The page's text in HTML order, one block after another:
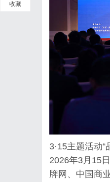
收藏
3·15主题活动
2026年3月15
牌网、中国商